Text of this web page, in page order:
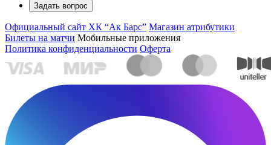
Задать вопрос
Официальный сайт ХК “Ак Барс” Магазин атрибутики
Билеты на матчи Мобильные приложения
Политика конфиденциальности Оферта